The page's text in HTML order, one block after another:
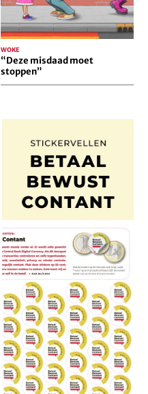
“Deze misdaad moet
stoppen”
WOKE